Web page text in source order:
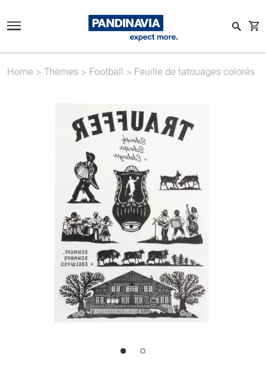
Home > Thèmes > Football > Feuille de tatouages colorés